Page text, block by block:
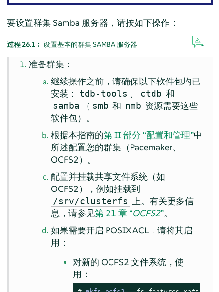
要设置群集 Samba 服务器，请按如下操作：
过程 26.1︰ 设置基本的群集 SAMBA 服务器
准备群集：
继续操作之前，请确保以下软件包均已
安装：
tdb-tools 、 ctdb 和
samba （ smb 和 nmb 资源需要这些
软件包）。
根据本指南的第 II 部分 “配置和管理”中
所述配置您的群集（Pacemaker、
OCFS2）。
配置并挂载共享文件系统（如
OCFS2），例如挂载到
/srv/clusterfs 上。有关更多信
息，请参见第 21 章 “OCFS2”。
如果需要开启 POSIX ACL，请将其启
用：
对新的 OCFS2 文件系统，使
用：